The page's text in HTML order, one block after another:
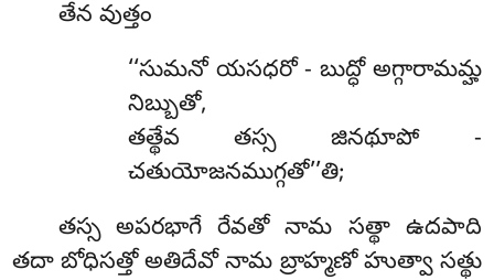
తేన వుత్తం
‘‘సుమనో యసధరో - బుద్ధో అగ్గారామమ్హ
నిబ్బుతో,
తత్థేవ తస్స జినథూపో -
చతుయోజనముగ్గతో’’తి;
తస్స అపరభాగే రేవతో నామ సత్థా ఉదపాది
తదా బోధిసత్తో అతిదేవో నామ బ్రాహ్మణో హుత్వా సత్థు